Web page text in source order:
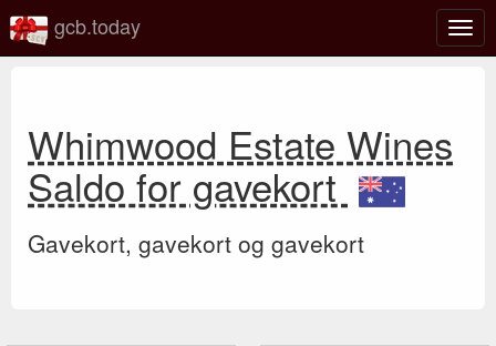
Slå
gcb.today
Whimwood Estate Wines
Saldo for gavekort
Gavekort, gavekort og gavekort